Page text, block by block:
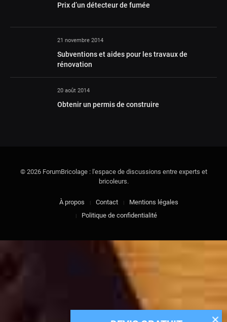
Prix d’un détecteur de fumée
21 novembre 2014
Subventions et aides pour les travaux de
rénovation
20 août 2014
Obtenir un permis de construire
© 2026 ForumBricolage : l'espace de discussions entre experts et
bricoleurs.
À propos Contact
Mentions légales
Politique de confidentialité